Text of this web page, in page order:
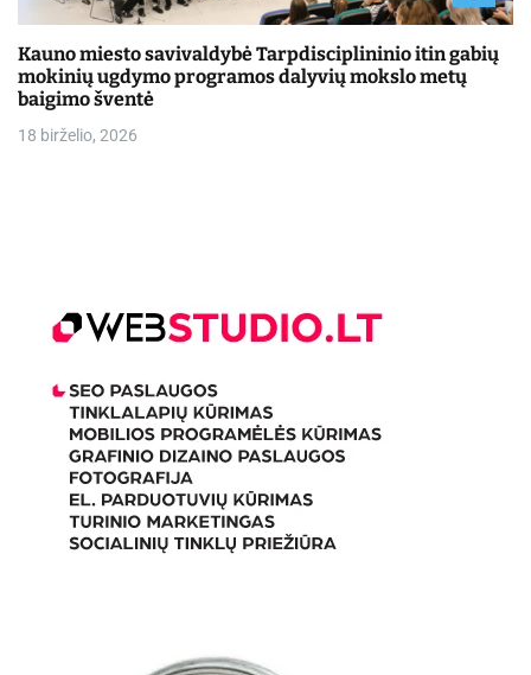
Kauno miesto savivaldybė Tarpdisciplininio itin gabių
mokinių ugdymo programos dalyvių mokslo metų
baigimo šventė
18 birželio, 2026